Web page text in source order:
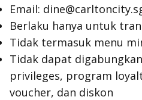
Email:
Berlaku hanya untuk
Tidak termasuk menu
Tidak dapat
privileges, program
voucher, dan diskon